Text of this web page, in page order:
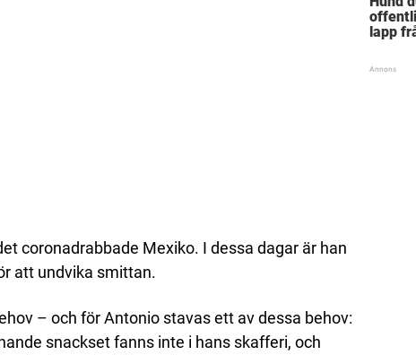
coronadrabbade Mexiko. I dessa dagar är han
att undvika smittan.
– och för Antonio stavas ett av dessa behov:
snackset fanns inte i hans skafferi, och
lapp
ihop